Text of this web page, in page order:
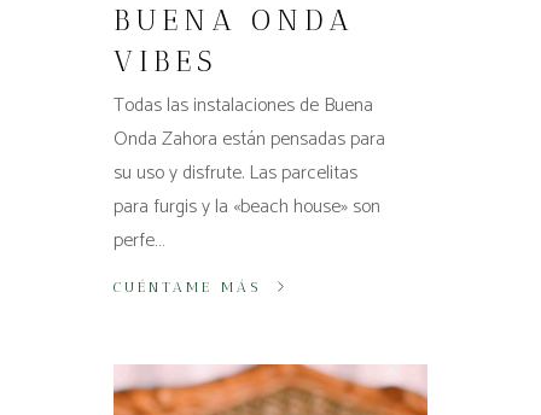
BUENA ONDA
VIBES
Todas las instalaciones de Buena
Onda Zahora están pensadas para
su uso y disfrute. Las parcelitas
para furgis y la «beach house» son
perfe…
CUÉNTAME MÁS